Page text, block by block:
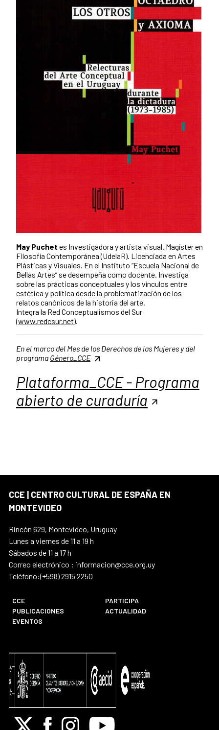
May Puchet es Investigadora y artista visual. Magíster en
Filosofía Contemporánea (UdelaR). Licenciada en Artes
Plásticas y Visuales. En el Instituto “Escuela Nacional de
Bellas Artes” se desempeña como docente. Investiga
sobre las prácticas conceptuales y los vínculos entre
estética y política desde la problematización de los
relatos canónicos de la historia del arte.
Integra la Red Conceptualismos del Sur
(www.redcsur.net).
En el marco del Mes de los Derechos de las Mujeres y del
programa Género_CCE
Plataforma_CCE - Programa
abierto de curaduría
CCE | CENTRO CULTURAL DE ESPAÑA EN
MONTEVIDEO
Rincón 629, Montevideo, Uruguay
Lunes a viernes de 11 a 19 h
Sábados de 11 a 17 h
Correo electrónico : informacion@cce.org.uy
Teléfono:(+598) 2915 2250
CCE
PARTICIPA
PUBLICACIONES
ACTUALIDAD
EVENTOS
X FacebookInstagramYoutube